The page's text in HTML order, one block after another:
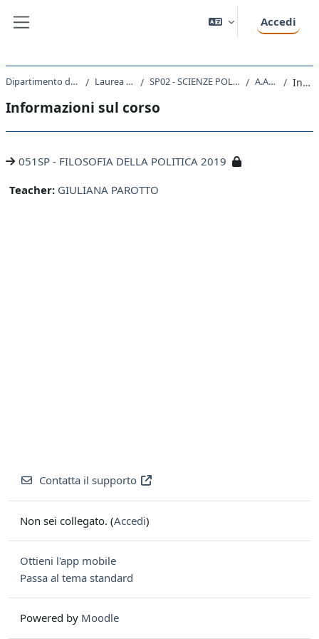
Accedi
Dipartimento di Scienze Politiche e Sociali Laurea triennale (DM270) SP02 - SCIENZE POLITICHE E DELL'AMMINISTRAZIONE A.A. 2019 - 2020 Introduzione
Informazioni sul corso
051SP - FILOSOFIA DELLA POLITICA 2019
Teacher: GIULIANA PAROTTO
Contatta il supporto
Non sei collegato. (Accedi)
Ottieni l'app mobile
Passa al tema standard
Powered by Moodle